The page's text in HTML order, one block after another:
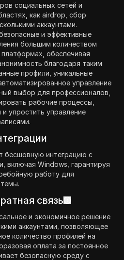
социальных сетей и
как airdrop, сбор
аккаунтами.
и эффективные
большим количеством
обеспечивая
благодаря таким
профили, уникальные
управление
выбор для профессионалов,
рабочие процессы,
упростить управление
бесшовную интеграцию с
включая Windows, гарантируя
работу для
связь
и экономичное решение
аккаунтами, позволяющее
количество профилей на
оплата за постоянное
безопасную среду с